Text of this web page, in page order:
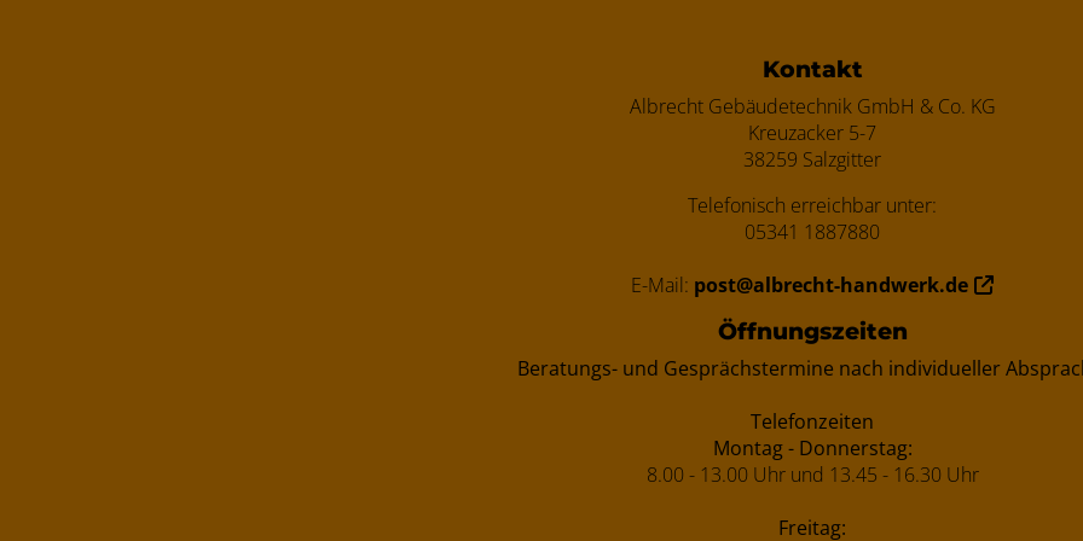
Kontakt
Albrecht Gebäudetechnik GmbH & Co. KG
Kreuzacker 5-7
38259 Salzgitter
Telefonisch erreichbar unter:
05341 1887880
E-Mail: post@albrecht-handwerk.de
Öffnungszeiten
Beratungs- und Gesprächstermine nach individueller
Telefonzeiten
Montag - Donnerstag:
8.00 - 13.00 Uhr und 13.45 - 16.30 Uhr
Freitag: